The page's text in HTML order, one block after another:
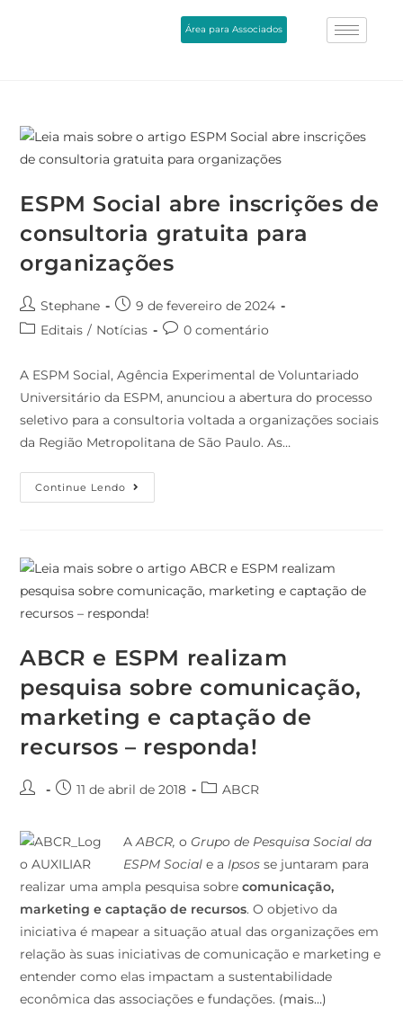
Área para Associados
ESPM Social abre inscrições de
consultoria gratuita para
organizações
Stephane
9 de fevereiro de 2024
Editais / Notícias 0 comentário
A ESPM Social, Agência Experimental de Voluntariado
Universitário da ESPM, anunciou a abertura do processo
seletivo para a consultoria voltada a organizações sociais
da Região Metropolitana de São Paulo. As…
Continue Lendo
ABCR e ESPM realizam
pesquisa sobre comunicação,
marketing e captação de
recursos – responda!
11 de abril de 2018 ABCR
AABCR,o Grupo de Pesquisa Social da
ESPM Social e a Ipsos se juntaram para
realizar uma ampla pesquisa sobrecomunicação,
marketing e captação de recursos. O objetivo da
iniciativa é mapear a situação atual das organizações em
relação às suas iniciativas de comunicação e marketing e
entender como elas impactam a sustentabilidade
econômica das associações e fundações. (mais…)